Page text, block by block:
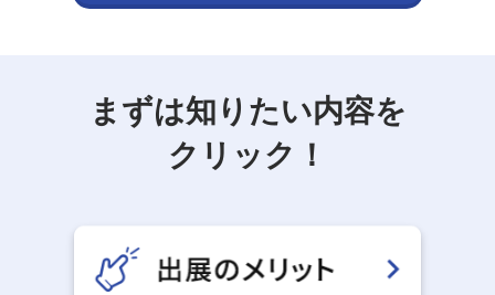
まずは知りたい内容を
クリック！